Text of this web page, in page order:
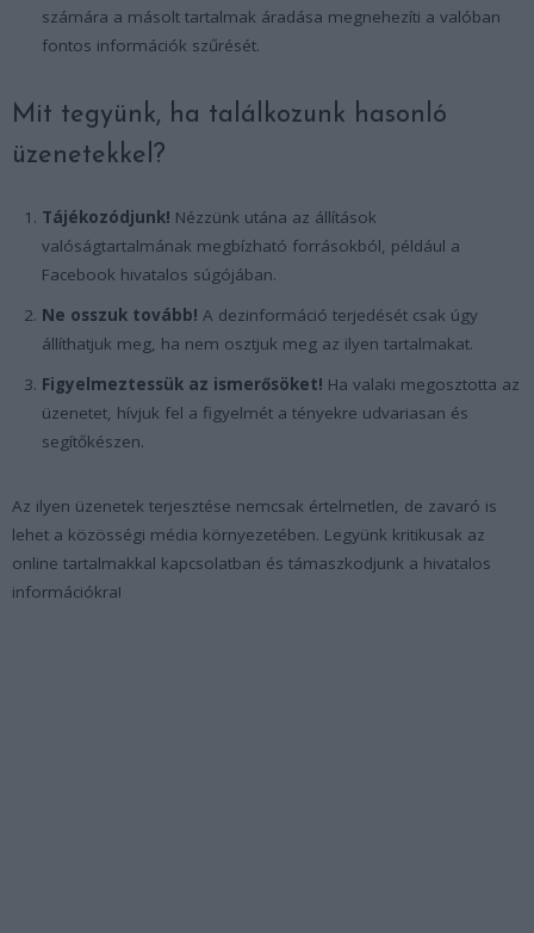
számára a másolt tartalmak áradása megnehezíti a valóban
fontos információk szűrését.
Mit tegyünk, ha találkozunk hasonló
üzenetekkel?
Tájékozódjunk! Nézzünk utána az állítások
valóságtartalmának megbízható forrásokból, például a
Facebook hivatalos súgójában.
Ne osszuk tovább! A dezinformáció terjedését csak úgy
állíthatjuk meg, ha nem osztjuk meg az ilyen tartalmakat.
Figyelmeztessük az ismerősöket! Ha valaki megosztotta az
üzenetet, hívjuk fel a figyelmét a tényekre udvariasan és
segítőkészen.
Az ilyen üzenetek terjesztése nemcsak értelmetlen, de zavaró is
lehet a közösségi média környezetében. Legyünk kritikusak az
online tartalmakkal kapcsolatban és támaszkodjunk a hivatalos
információkra!